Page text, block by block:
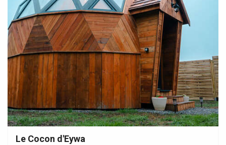
Le Cocon d'Eywa